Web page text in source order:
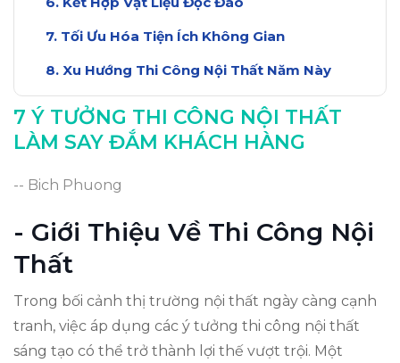
Tối Ưu Hóa Tiện Ích Không Gian
Xu Hướng Thi Công Nội Thất Năm Này
Kết Luận Về Ý Tưởng Thi Công
7 Ý TƯỞNG THI CÔNG NỘI THẤT
LÀM SAY ĐẮM KHÁCH HÀNG
-- Bich Phuong
- Giới Thiệu Về Thi Công Nội
Thất
Trong bối cảnh thị trường nội thất ngày càng cạnh
tranh, việc áp dụng các ý tưởng thi công nội thất
sáng tạo có thể trở thành lợi thế vượt trội. Một